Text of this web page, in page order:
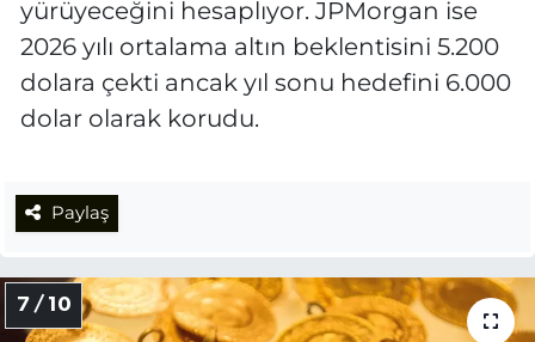
yürüyeceğini hesaplıyor. JPMorgan ise
2026 yılı ortalama altın beklentisini 5.200
dolara çekti ancak yıl sonu hedefini 6.000
dolar olarak korudu.
Paylaş
7 / 10